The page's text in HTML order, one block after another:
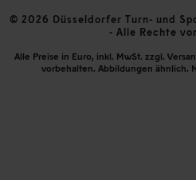
© 2026 Düsseldorfer Turn- und
- Alle Rechte
Alle Preise in Euro, inkl. MwSt. zzgl.
vorbehalten. Abbildungen ähnlich.